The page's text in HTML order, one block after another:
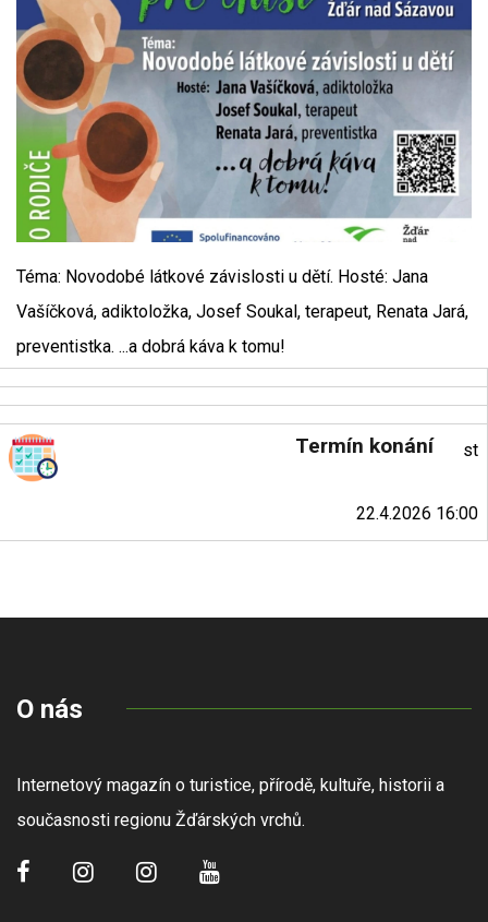
Téma: Novodobé látkové závislosti u dětí. Hosté: Jana
Vašíčková, adiktoložka, Josef Soukal, terapeut, Renata Jará,
preventistka. ...a dobrá káva k tomu!
Termín konání st
22.4.2026 16:00
O nás
Internetový magazín o turistice, přírodě, kultuře, historii a
současnosti regionu Žďárských vrchů.